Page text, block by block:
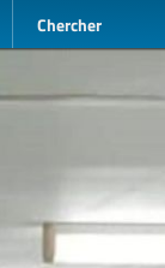
Chercher